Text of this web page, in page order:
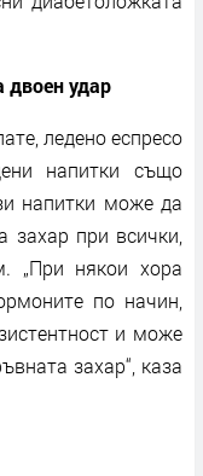
двоен удар
ледено еспресо
напитки също
напитки може да
захар при всички,
„При някои хора
по начин,
и може
захар“, каза